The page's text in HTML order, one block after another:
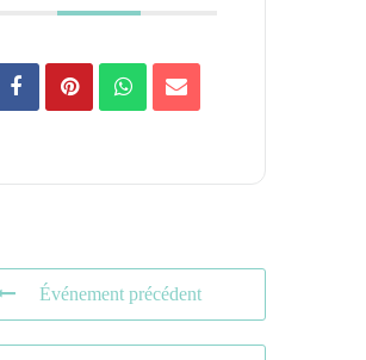
Événement précédent